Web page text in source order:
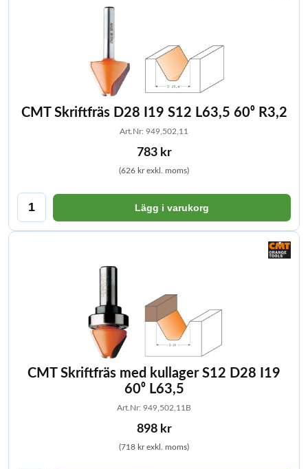
CMT Skriftfräs D28 I19 S12 L63,5 60⁰ R3,2
Art.Nr: 949,502,11
783 kr
(626 kr exkl. moms)
Lägg i varukorg
CMT Skriftfräs med kullager S12 D28 I19
60⁰ L63,5
Art.Nr: 949,502,11B
898 kr
(718 kr exkl. moms)